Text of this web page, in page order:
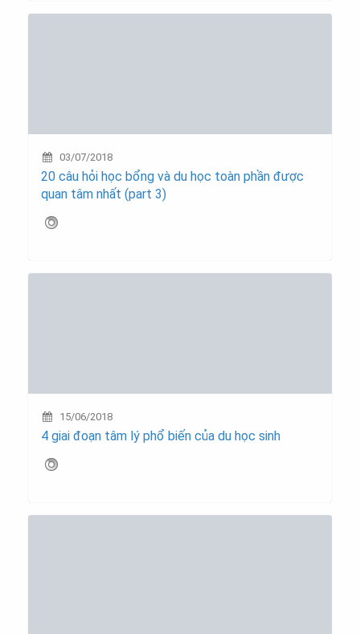
03/07/2018
20 câu hỏi học bổng và du học toàn phần được
quan tâm nhất (part 3)
15/06/2018
4 giai đoạn tâm lý phổ biến của du học sinh